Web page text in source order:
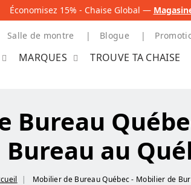
Économisez 15% - Chaise Global —
Salle de montre Blogue
MARQUES TROUVE TA CHAISE
Bureau
Bureau au
Mobilier de Bureau Québec - Mobilier de